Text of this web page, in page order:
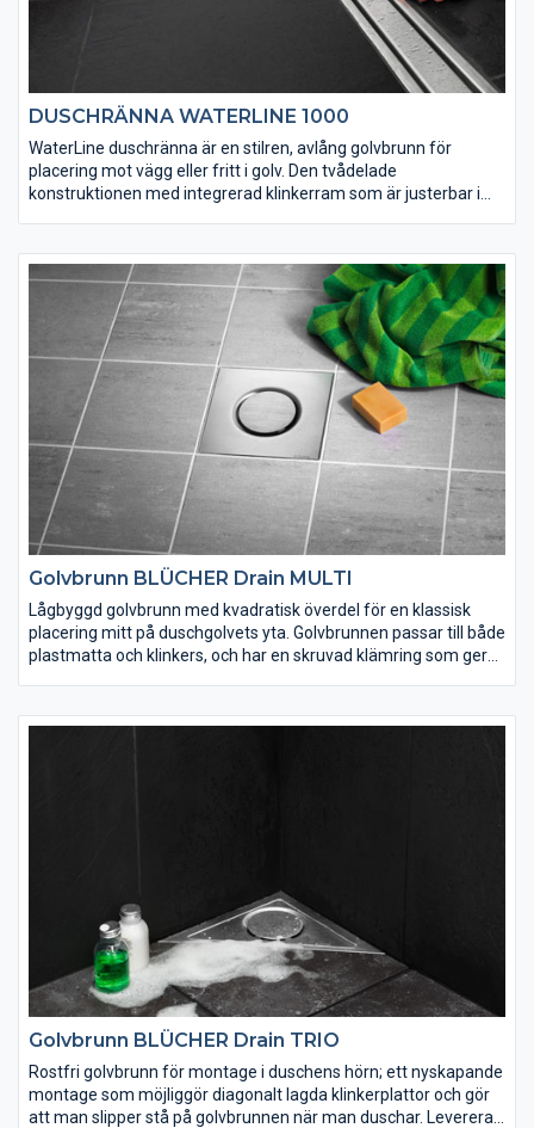
DUSCHRÄNNA WATERLINE 1000
WaterLine duschränna är en stilren, avlång golvbrunn för
placering mot vägg eller fritt i golv. Den tvådelade
konstruktionen med integrerad klinkerram som är justerbar i
utloppsdel med sidoutlopp ∅75 mm. Utloppsdelen har ett
demonterbart vattenlås, kan höjdjusteras och är roterbar i
förhållande till själva duschrännan. En duschränna gör det
möjligt att gjuta golvet med endast ett fall samtidigt som det
skapar nya möjligheter att använda riktigt stora klinkerplattor.
Finns för både klinkers och plastmatta med sex olika sorters
design på galler.
Golvbrunn BLÜCHER Drain MULTI
Lågbyggd golvbrunn med kvadratisk överdel för en klassisk
placering mitt på duschgolvets yta. Golvbrunnen passar till både
plastmatta och klinkers, och har en skruvad klämring som ger
justerbar i höjd- och sidled. Välj mellan 8 olika sorters galler.
Golvbrunn BLÜCHER Drain TRIO
Rostfri golvbrunn för montage i duschens hörn; ett nyskapande
montage som möjliggör diagonalt lagda klinkerplattor och gör
att man slipper stå på golvbrunnen när man duschar. Levereras